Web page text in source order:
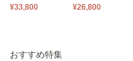
ファ フロアソファ 幅14
¥33,800
ファ フロアソファ 幅10
¥26,800
おすすめ特集